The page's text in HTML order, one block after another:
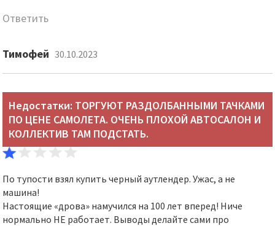
Ответить
Тимофей 30.10.2023
Недостатки: ТОРГУЮТ РАЗДОЛБАННЫМИ ТАЧКАМИ
ПО ЦЕНЕ САМОЛЕТА. ОЧЕНЬ ПЛОХОЙ АВТОСАЛОН И
КОЛЛЕКТИВ ТАМ ПОДСТАТЬ.
По тупости взял купить черный аутлендер. Ужас, а не
машина!
Настоящие «дрова» намучился на 100 лет вперед! Ниче
нормально НЕ работает. Выводы делайте сами про